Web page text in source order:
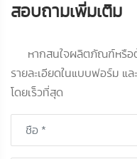
สอบถามเพิ่มเติม
หากสนใจผลิตภัณฑ์หรือต้
รายละเอียดในแบบฟอร์ม แ
โดยเร็วที่สุด